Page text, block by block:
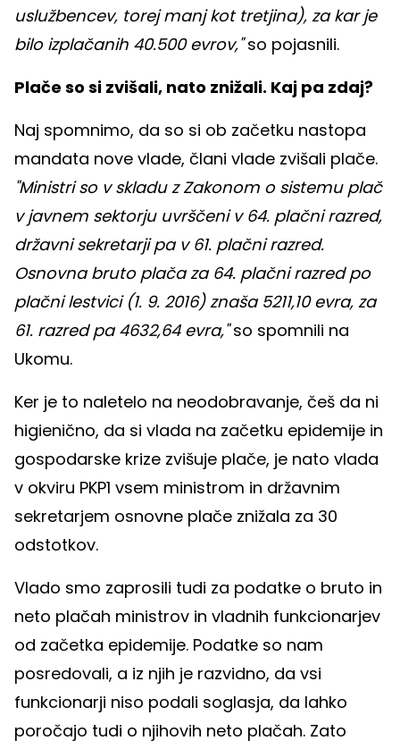
uslužbencev, torej manj kot tretjina), za kar je
bilo izplačanih 40.500 evrov,"so pojasnili.
Plače so si zvišali, nato znižali. Kaj pa zdaj?
Naj spomnimo, da so si ob začetku nastopa
mandata nove vlade, člani vlade zvišali plače.
"Ministri so v skladu z Zakonom o sistemu plač
v javnem sektorju uvrščeni v 64. plačni razred,
državni sekretarji pa v 61. plačni razred.
Osnovna bruto plača za 64. plačni razred po
plačni lestvici (1. 9. 2016) znaša 5211,10 evra, za
61. razred pa 4632,64 evra,"so spomnili na
Ukomu.
Ker je to naletelo na neodobravanje, češ da ni
higienično, da si vlada na začetku epidemije in
gospodarske krize zvišuje plače, je nato vlada
v okviru PKP1 vsem ministrom in državnim
sekretarjem osnovne plače znižala za 30
odstotkov.
Vlado smo zaprosili tudi za podatke o bruto in
neto plačah ministrov in vladnih funkcionarjev
od začetka epidemije. Podatke so nam
posredovali, a iz njih je razvidno, da vsi
funkcionarji niso podali soglasja, da lahko
poročajo tudi o njihovih neto plačah. Zato